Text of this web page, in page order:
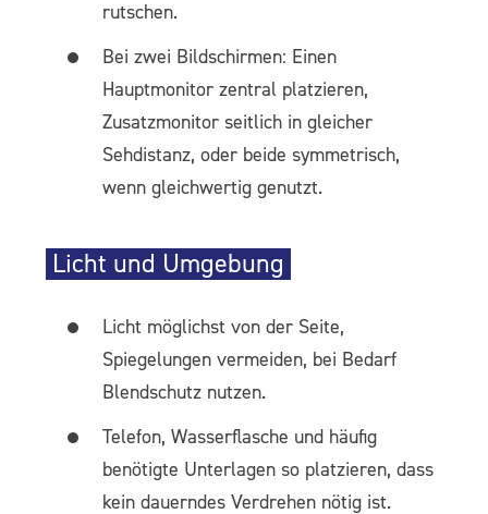
rutschen.
Bei zwei Bildschirmen: Einen
Hauptmonitor zentral platzieren,
Zusatzmonitor seitlich in gleicher
Sehdistanz, oder beide symmetrisch,
wenn gleichwertig genutzt.
Licht und Umgebung
Licht möglichst von der Seite,
Spiegelungen vermeiden, bei Bedarf
Blendschutz nutzen.
Telefon, Wasserflasche und häufig
benötigte Unterlagen so platzieren, dass
kein dauerndes Verdrehen nötig ist.